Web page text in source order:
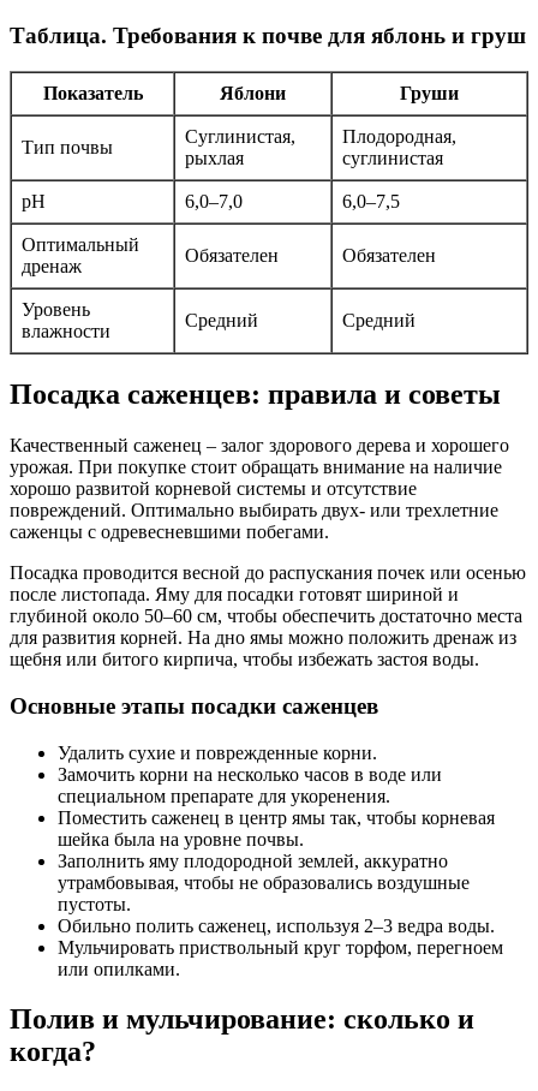
Таблица. Требования к почве для яблонь и груш
Показатель Яблони Груши
Тип почвы
Суглинистая,
рыхлая
Плодородная,
суглинистая
pH 6,0–7,0 6,0–7,5
Оптимальный
дренаж
Обязателен Обязателен
Уровень
влажности
Средний Средний
Посадка саженцев: правила и советы
Качественный саженец – залог здорового дерева и хорошего
урожая. При покупке стоит обращать внимание на наличие
хорошо развитой корневой системы и отсутствие
повреждений. Оптимально выбирать двух- или трехлетние
саженцы с одревесневшими побегами.
Посадка проводится весной до распускания почек или осенью
после листопада. Яму для посадки готовят шириной и
глубиной около 50–60 см, чтобы обеспечить достаточно места
для развития корней. На дно ямы можно положить дренаж из
щебня или битого кирпича, чтобы избежать застоя воды.
Основные этапы посадки саженцев
Удалить сухие и поврежденные корни.
Замочить корни на несколько часов в воде или
специальном препарате для укоренения.
Поместить саженец в центр ямы так, чтобы корневая
шейка была на уровне почвы.
Заполнить яму плодородной землей, аккуратно
утрамбовывая, чтобы не образовались воздушные
пустоты.
Обильно полить саженец, используя 2–3 ведра воды.
Мульчировать приствольный круг торфом, перегноем
или опилками.
Полив и мульчирование: сколько и
когда?